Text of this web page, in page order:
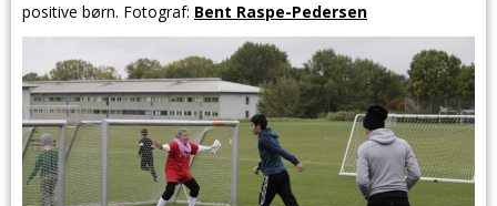
positive børn. Fotograf: Bent Raspe-Pedersen